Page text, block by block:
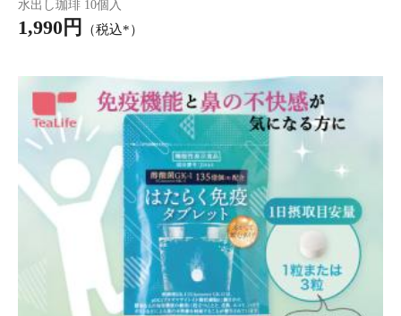
敬老の日 ルイボス缶ワイン2本セット【赤・白】ギフト箱入り
（税込）